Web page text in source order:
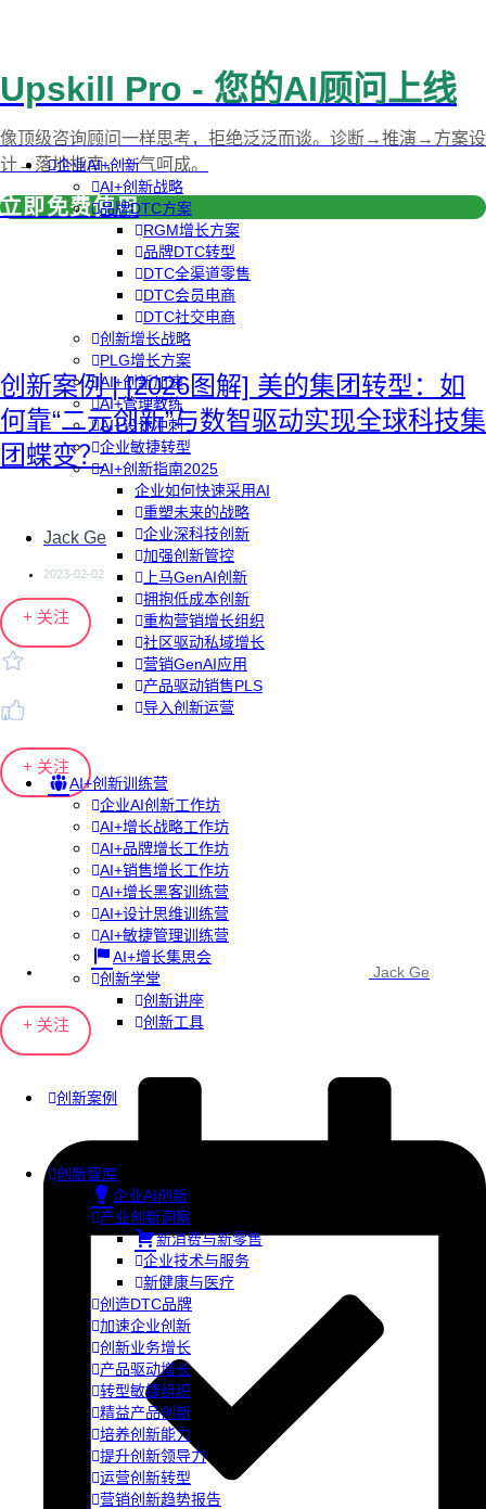
企业AI+创新
AI+创新战略
品牌DTC方案
RGM增长方案
品牌DTC转型
DTC全渠道零售
DTC会员电商
DTC社交电商
创新增长战略
PLG增长方案
AI+创新加速
AI+管理教练
AI+设计冲刺
企业敏捷转型
AI+创新指南2025
企业如何快速采用AI
重塑未来的战略
企业深科技创新
加强创新管控
上马GenAI创新
拥抱低成本创新
重构营销增长组织
社区驱动私域增长
营销GenAI应用
产品驱动销售PLS
导入创新运营
AI+创新训练营
企业AI创新工作坊
AI+增长战略工作坊
AI+品牌增长工作坊
AI+销售增长工作坊
AI+增长黑客训练营
AI+设计思维训练营
AI+敏捷管理训练营
AI+增长集思会
创新学堂
创新讲座
创新工具
创新案例
创新智库
企业AI创新
产业创新洞察
新消费与新零售
企业技术与服务
新健康与医疗
创造DTC品牌
加速企业创新
创新业务增长
产品驱动增长
转型敏捷组织
精益产品创新
培养创新能力
提升创新领导力
运营创新转型
营销创新趋势报告
Upskill Pro - 您的AI顾问上线
像顶级咨询顾问一样思考，拒绝泛泛而谈。诊断→推演→方案设
计→落地指南，一气呵成。
立即免费使用
创新案例 | [2026图解] 美的集团转型：如
何靠“二元创新”与数智驱动实现全球科技集
团蝶变？
Jack Ge
2023-02-02
+ 关注
+ 关注
Jack Ge
+ 关注